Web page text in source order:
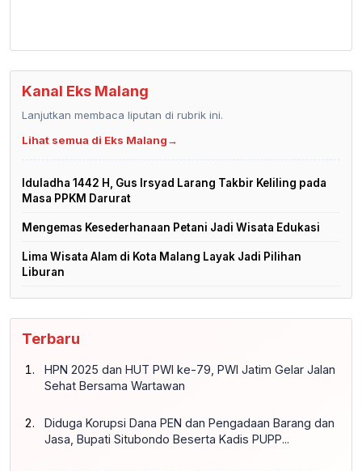
Kanal Eks Malang
Lanjutkan membaca liputan di rubrik ini.
Lihat semua di Eks Malang→
Iduladha 1442 H, Gus Irsyad Larang Takbir Keliling pada
Masa PPKM Darurat
Mengemas Kesederhanaan Petani Jadi Wisata Edukasi
Lima Wisata Alam di Kota Malang Layak Jadi Pilihan
Liburan
Terbaru
HPN 2025 dan HUT PWI ke-79, PWI Jatim Gelar Jalan
Sehat Bersama Wartawan
Diduga Korupsi Dana PEN dan Pengadaan Barang dan
Jasa, Bupati Situbondo Beserta Kadis PUPP...